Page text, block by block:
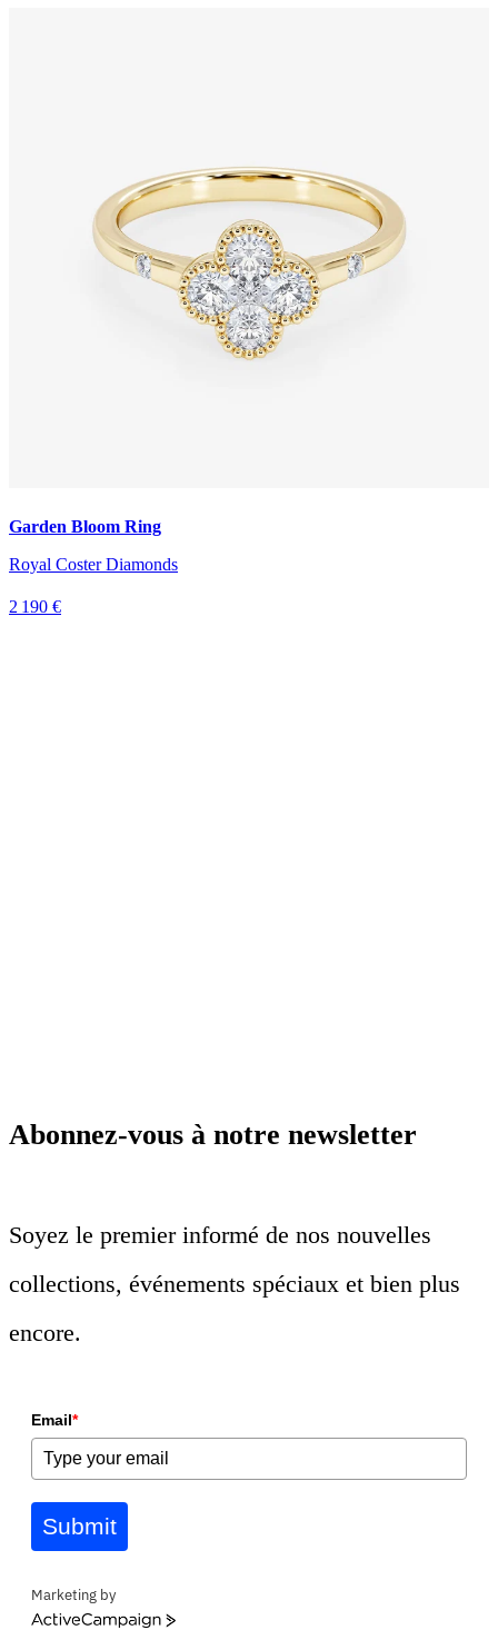
Garden Bloom Ring
Royal Coster Diamonds
2 190 €
Abonnez-vous à notre newsletter
Soyez le premier informé de nos nouvelles
collections, événements spéciaux et bien plus
encore.
Email*
Submit
Marketing by
ActiveCampaign